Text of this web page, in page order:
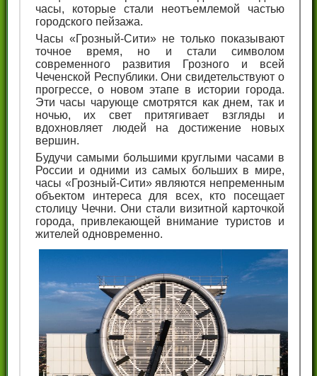
часы, которые стали неотъемлемой частью
городского пейзажа.
Часы «Грозный-Сити» не только показывают
точное время, но и стали символом
современного развития Грозного и всей
Чеченской Республики. Они свидетельствуют о
прогрессе, о новом этапе в истории города.
Эти часы чарующе смотрятся как днем, так и
ночью, их свет притягивает взгляды и
вдохновляет людей на достижение новых
вершин.
Будучи самыми большими круглыми часами в
России и одними из самых больших в мире,
часы «Грозный-Сити» являются непременным
объектом интереса для всех, кто посещает
столицу Чечни. Они стали визитной карточкой
города, привлекающей внимание туристов и
жителей одновременно.